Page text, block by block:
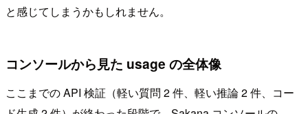
と感じてしまうかもしれません。
コンソールから見た usage の全体像
ここまでの API 検証（軽い質問 2 件、軽い推論 2 件、コー